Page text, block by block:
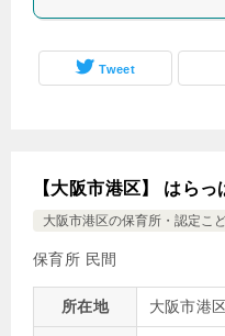
Tweet
【大阪市港区】 はらっ
大阪市港区の保育所・認定こ
保育所 民間
所在地 大阪市港